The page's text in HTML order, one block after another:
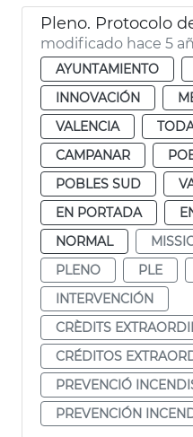
modificado hace 5
AYUNTAMIENTO
INNOVACIÓN
VALENCIA
CAMPANAR
POBLES SUD
EN PORTADA
NORMAL
PLENO
PLE
INTERVENCIÓN
CRÈDITS
CRÉDITOS
PREVENCIÓ
PREVENCIÓN